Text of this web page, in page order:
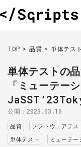
TOP 品質 単体テス
単体テストの
「ミューテー
公開：2023.03.16
品質 ソフトウェアテス
単体テスト
ミューテー